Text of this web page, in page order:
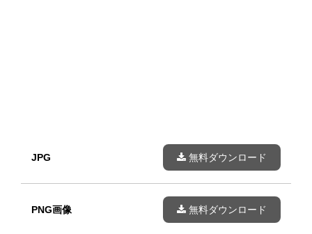
JPG 無料ダウンロード
PNG画像 無料ダウンロード